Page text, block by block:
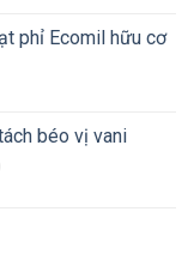
phỉ Ecomil hữu cơ
béo vị vani